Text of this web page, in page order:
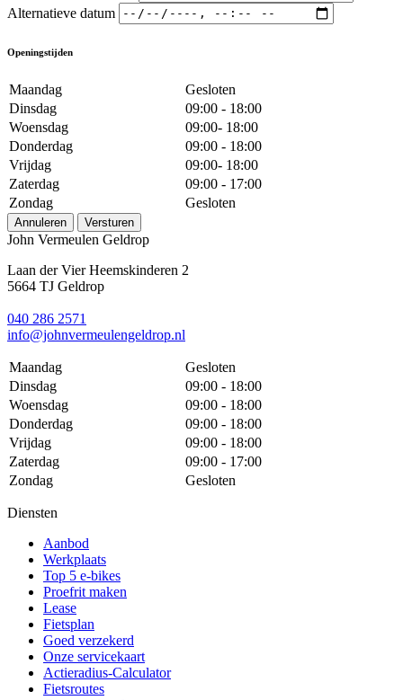
Alternatieve datum
Openingstijden
Maandag
Gesloten
Dinsdag
09:00 - 18:00
Woensdag
09:00- 18:00
Donderdag
09:00 - 18:00
Vrijdag
09:00- 18:00
Zaterdag
09:00 - 17:00
Zondag
Gesloten
Annuleren Versturen
John Vermeulen Geldrop
Laan der Vier Heemskinderen 2
5664 TJ Geldrop
040 286 2571
info@johnvermeulengeldrop.nl
Maandag
Gesloten
Dinsdag
09:00 - 18:00
Woensdag
09:00 - 18:00
Donderdag
09:00 - 18:00
Vrijdag
09:00 - 18:00
Zaterdag
09:00 - 17:00
Zondag
Gesloten
Diensten
Aanbod
Werkplaats
Top 5 e-bikes
Proefrit maken
Lease
Fietsplan
Goed verzekerd
Onze servicekaart
Actieradius-Calculator
Fietsroutes